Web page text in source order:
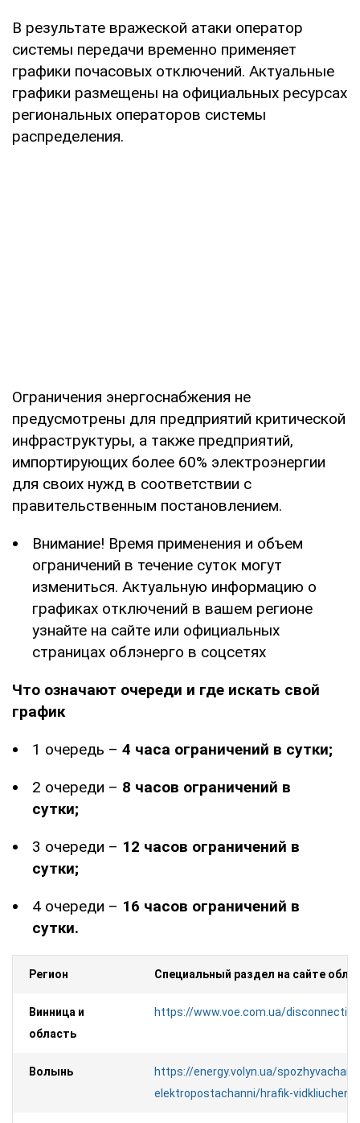
В результате вражеской атаки оператор
системы передачи временно применяет
графики почасовых отключений. Актуальные
графики размещены на официальных ресурсах
региональных операторов системы
распределения.
Ограничения энергоснабжения не
предусмотрены для предприятий критической
инфраструктуры, а также предприятий,
импортирующих более 60% электроэнергии
для своих нужд в соответствии с
правительственным постановлением.
Внимание! Время применения и объем
ограничений в течение суток могут
измениться. Актуальную информацию о
графиках отключений в вашем регионе
узнайте на сайте или официальных
страницах облэнерго в соцсетях
Что означают очереди и где искать свой
график
1 очередь – 4 часа ограничений в сутки;
2 очереди – 8 часов ограничений в
сутки;
3 очереди – 12 часов ограничений в
сутки;
4 очереди – 16 часов ограничений в
сутки.
Регион Специальный раздел на сайте
Винница и
область
https://www.voe.com.ua/
Волынь
https://energy.volyn.ua/
elektropostachanni/hrafik-vidkliuchen/